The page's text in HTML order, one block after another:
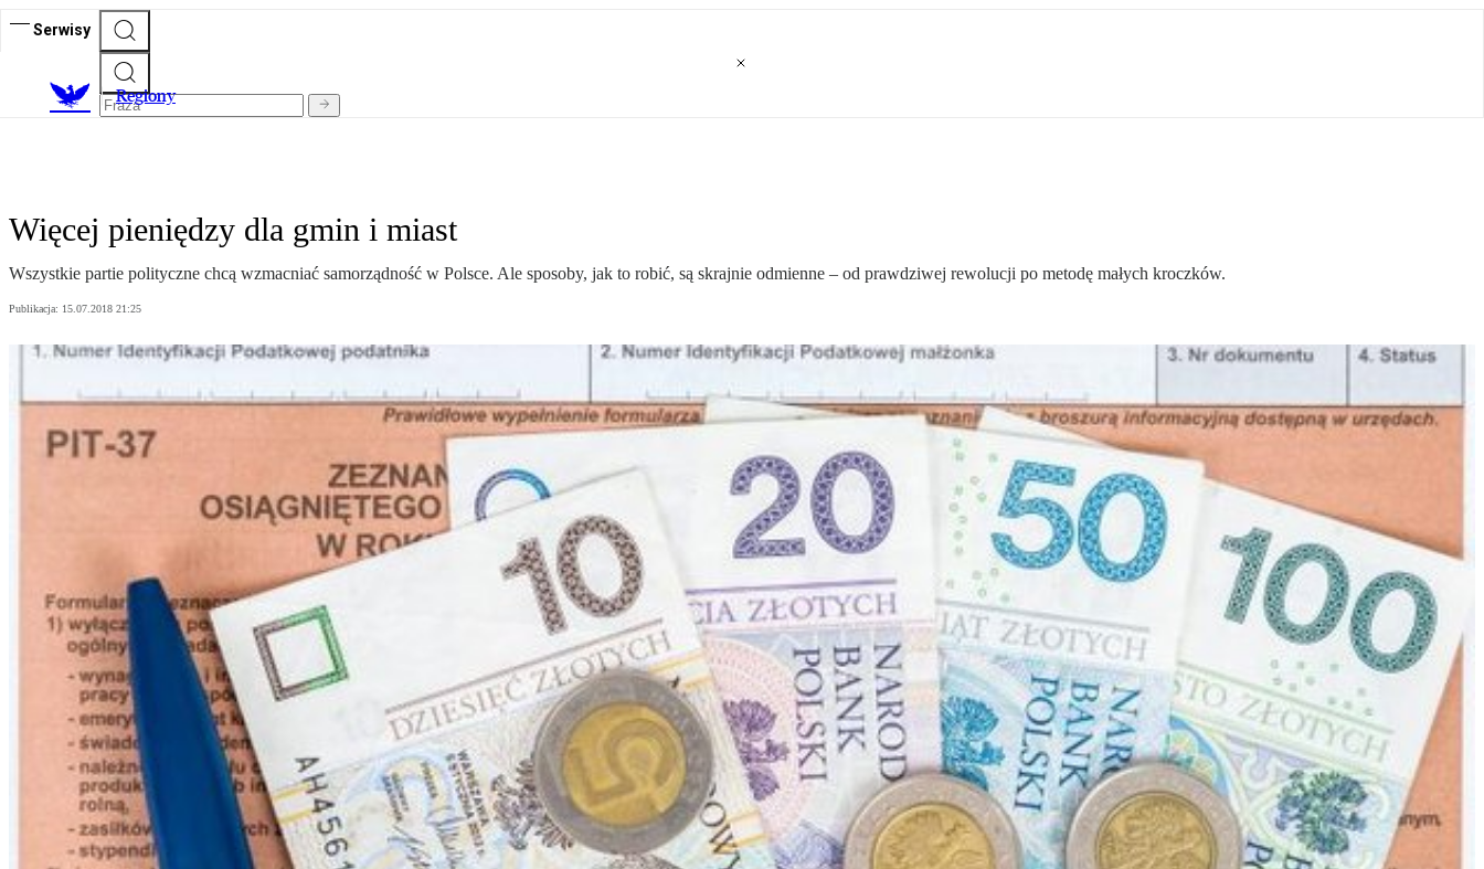
Serwisy
Regiony
Więcej pieniędzy dla gmin i miast
Wszystkie partie polityczne chcą wzmacniać samorządność w Polsce. Ale sposoby, jak to robić, są skrajnie odmienne – od prawdziwej rewolucji po metodę małych kroczków.
Publikacja: 15.07.2018 21:25